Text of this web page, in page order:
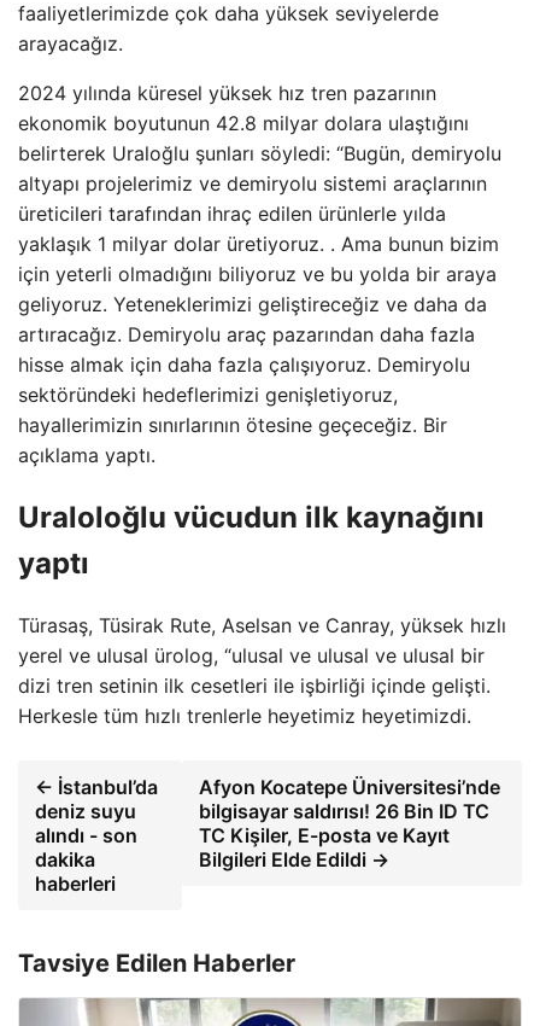
faaliyetlerimizde çok daha yüksek seviyelerde
arayacağız.
2024 yılında küresel yüksek hız tren pazarının
ekonomik boyutunun 42.8 milyar dolara ulaştığını
belirterek Uraloğlu şunları söyledi: “Bugün, demiryolu
altyapı projelerimiz ve demiryolu sistemi araçlarının
üreticileri tarafından ihraç edilen ürünlerle yılda
yaklaşık 1 milyar dolar üretiyoruz. . Ama bunun bizim
için yeterli olmadığını biliyoruz ve bu yolda bir araya
geliyoruz. Yeteneklerimizi geliştireceğiz ve daha da
artıracağız. Demiryolu araç pazarından daha fazla
hisse almak için daha fazla çalışıyoruz. Demiryolu
sektöründeki hedeflerimizi genişletiyoruz,
hayallerimizin sınırlarının ötesine geçeceğiz. Bir
açıklama yaptı.
Uraloloğlu vücudun ilk kaynağını
yaptı
Türasaş, Tüsirak Rute, Aselsan ve Canray, yüksek hızlı
yerel ve ulusal ürolog, “ulusal ve ulusal ve ulusal bir
dizi tren setinin ilk cesetleri ile işbirliği içinde gelişti.
Herkesle tüm hızlı trenlerle heyetimiz heyetimizdi.
← İstanbul’da
deniz suyu
alındı ​​- son
dakika
haberleri
Afyon Kocatepe Üniversitesi’nde
bilgisayar saldırısı! 26 Bin ID TC
TC Kişiler, E-posta ve Kayıt
Bilgileri Elde Edildi →
Tavsiye Edilen Haberler